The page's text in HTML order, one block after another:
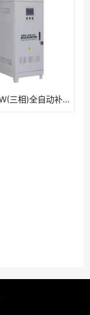
大功率SBW(三相)全自动补偿式电力稳压器